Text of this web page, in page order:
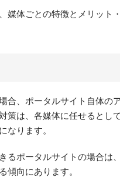
媒体ごとの特徴とメリット
合、ポータルサイト自体の
策は、各媒体に任せるとし
なります。
るポータルサイトの場合は
傾向にあります。